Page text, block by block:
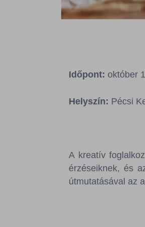
Időpont: október
Helyszín: Pécsi
A kreatív
érzéseiknek, és
útmutatásával az